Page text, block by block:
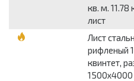
кв. м. 11.78
лист
Лист
рифленый
квинтет,